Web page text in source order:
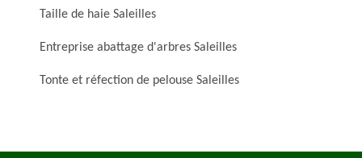
Taille de haie Saleilles
Entreprise abattage d'arbres Saleilles
Tonte et réfection de pelouse Saleilles